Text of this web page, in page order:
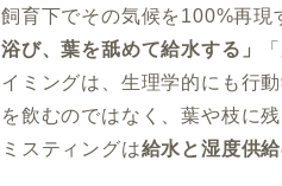
飼育下でその気候を100%再現
浴び、葉を舐めて給水する」
イミングは、生理学的にも行
を飲むのではなく、葉や枝に
ミスティングは給水と湿度供